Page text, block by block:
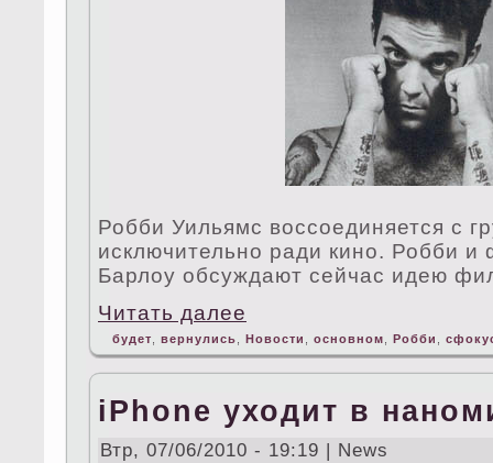
Робби Уильямс воссоединяется с
исключительно ради кино. Робби и
Барлоу обсуждают ceйчас идею
Читать далее
будет вернулись Новости основном Робби
iPhone уходит в
Втр, 07/06/2010 - 19:19 | News